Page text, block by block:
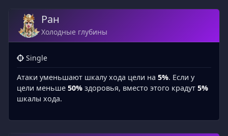
Ран
Холодные глубины
Single
Атаки уменьшают шкалу хода цели на 5%. Если у
цели меньше 50% здоровья, вместо этого крадут 5%
шкалы хода.